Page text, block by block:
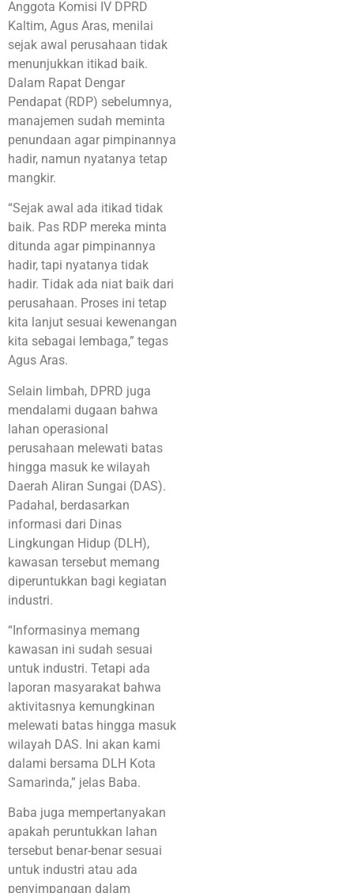
Anggota Komisi IV DPRD
Kaltim, Agus Aras, menilai
sejak awal perusahaan tidak
menunjukkan itikad baik.
Dalam Rapat Dengar
Pendapat (RDP) sebelumnya,
manajemen sudah meminta
penundaan agar pimpinannya
hadir, namun nyatanya tetap
mangkir.
“Sejak awal ada itikad tidak
baik. Pas RDP mereka minta
ditunda agar pimpinannya
hadir, tapi nyatanya tidak
hadir. Tidak ada niat baik dari
perusahaan. Proses ini tetap
kita lanjut sesuai kewenangan
kita sebagai lembaga,” tegas
Agus Aras.
Selain limbah, DPRD juga
mendalami dugaan bahwa
lahan operasional
perusahaan melewati batas
hingga masuk ke wilayah
Daerah Aliran Sungai (DAS).
Padahal, berdasarkan
informasi dari Dinas
Lingkungan Hidup (DLH),
kawasan tersebut memang
diperuntukkan bagi kegiatan
industri.
“Informasinya memang
kawasan ini sudah sesuai
untuk industri. Tetapi ada
laporan masyarakat bahwa
aktivitasnya kemungkinan
melewati batas hingga masuk
wilayah DAS. Ini akan kami
dalami bersama DLH Kota
Samarinda,” jelas Baba.
Baba juga mempertanyakan
apakah peruntukkan lahan
tersebut benar-benar sesuai
untuk industri atau ada
penyimpangan dalam